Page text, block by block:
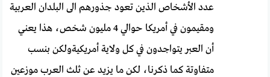
عدد الأشخاص الذين تعود جذورهم الى البلدان العربية
ومقيمون في أمريكا حوالي 4 مليون شخص، هذا يعني
أن العبر يتواجدون في كل ولاية أمريكيةولكن بنسب
متفاوتة كما ذكرنا، لكن ما يزيد عن ثلث العرب موزعين